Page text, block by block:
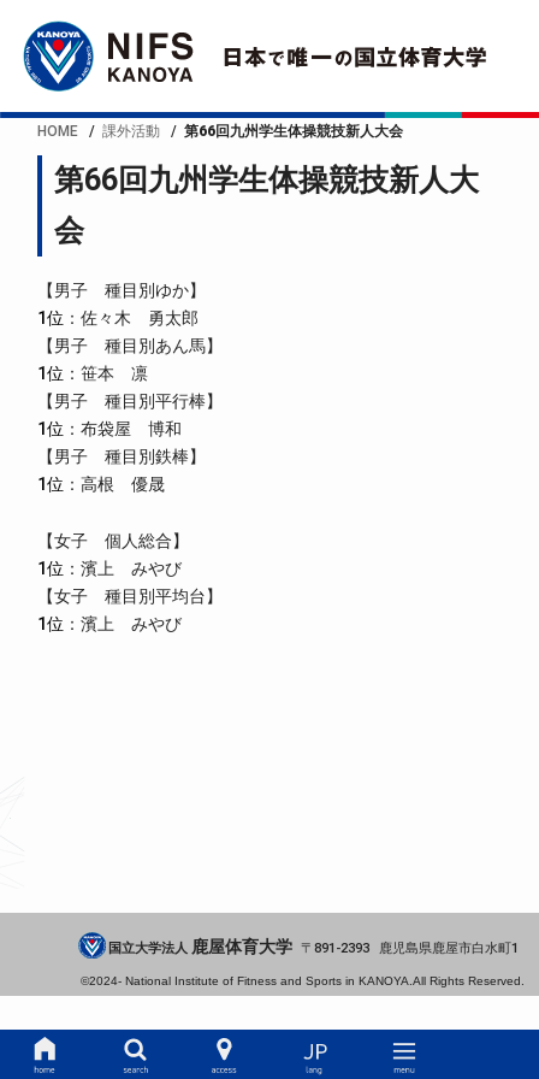
HOME 課外活動 第66回九州学生体操競技新人大会
第66回九州学生体操競技新人大
会
【男子 種目別ゆか】
1位 ：佐々木 勇太郎
【男子 種目別あん馬】
1位 ：笹本 凛
【男子 種目別平行棒】
1位 ：布袋屋 博和
【男子 種目別鉄棒】
1位 ：高根 優晟
【女子 個人総合】
1位 ：濱上 みやび
【女子 種目別平均台】
1位 ：濱上 みやび
国立大学法人 鹿屋体育大学 891-2393 鹿児島県鹿屋市白水町1
©2024- National Institute of Fitness and Sports in KANOYA.All Rights Reserved.